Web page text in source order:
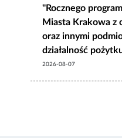
"Rocznego
Miasta Krakowa z
oraz innymi
działalność
2026-08-07